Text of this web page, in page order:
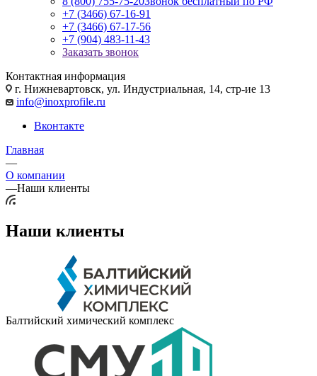
+7 (3466) 67-16-91
+7 (3466) 67-17-56
+7 (904) 483-11-43
Заказать звонок
Контактная информация
г. Нижневартовск, ул. Индустриальная, 14, стр-ие 13
info@inoxprofile.ru
Вконтакте
Главная
—
О компании
—Наши клиенты
Наши клиенты
Балтийский химический комплекс